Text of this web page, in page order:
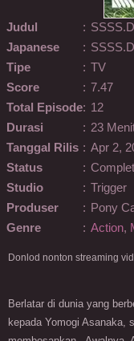
Judul :
Japanese
:
Tipe
: TV
Score
: 7.47
Total Episode: 12
Durasi
: 23
Tanggal Rilis : Apr 2,
Status
:
Studio
: Trigger
Produser
: Pony
Genre
: Action,
Berlatar di dunia yang
kepada Yomogi Asanaka,